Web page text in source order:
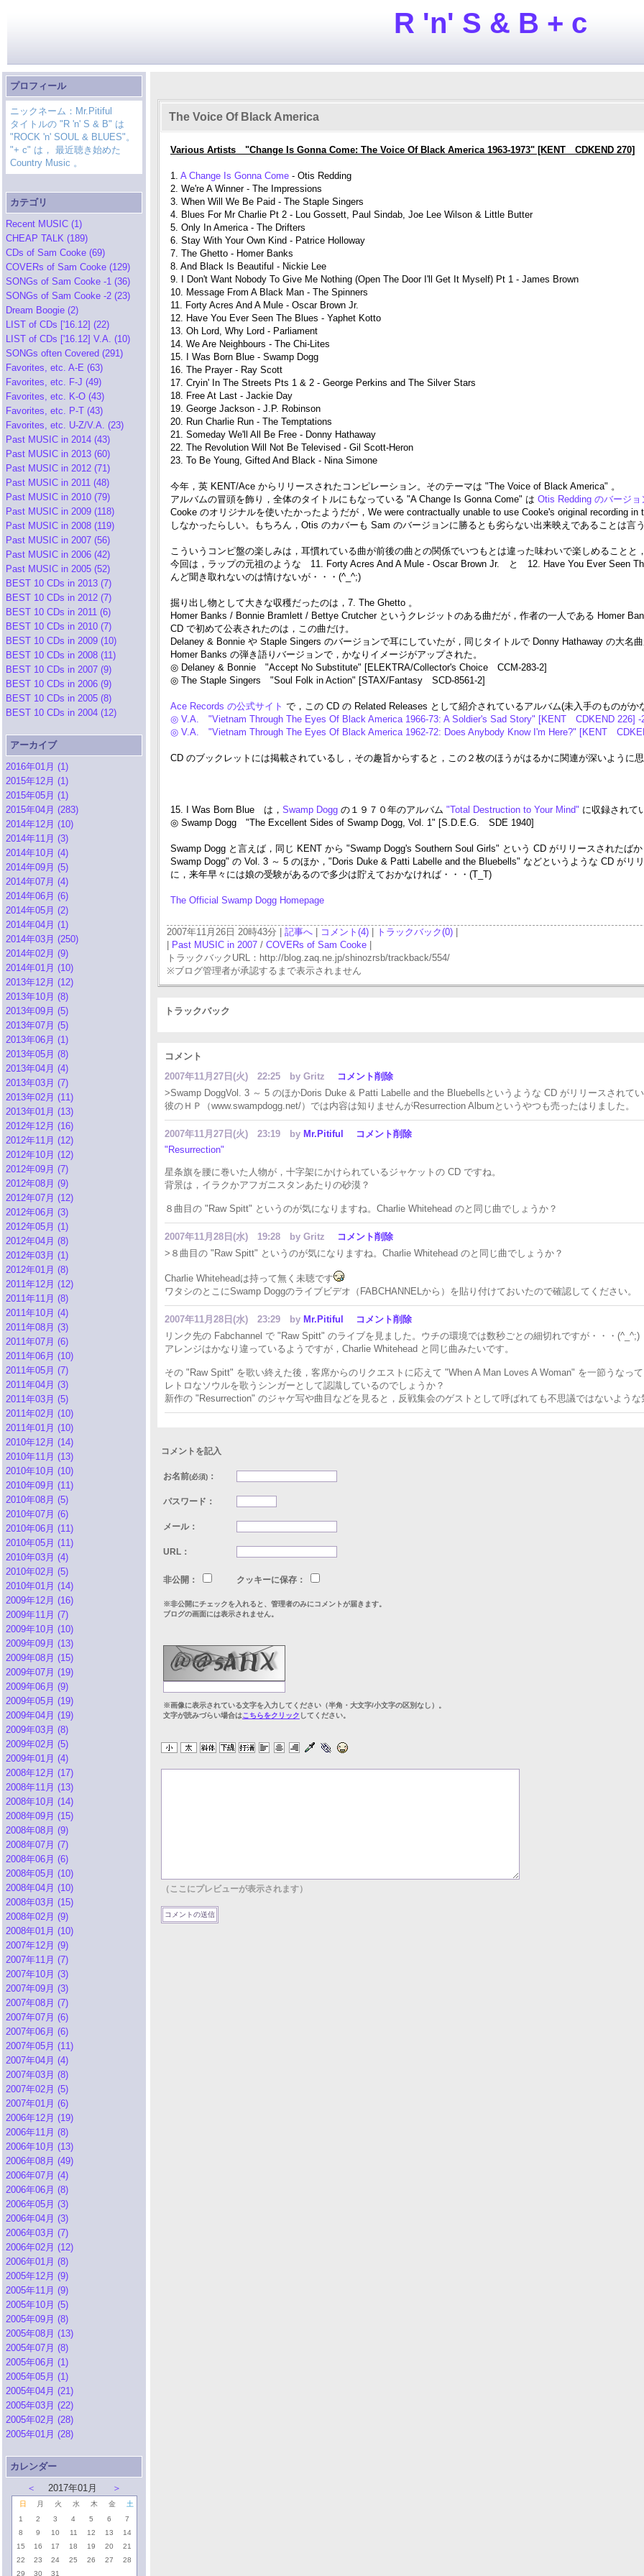
R 'n' S & B + c
プロフィール
ニックネーム：Mr.Pitiful
タイトルの "R 'n' S & B" は
"ROCK 'n' SOUL & BLUES"。
"+ c" は， 最近聴き始めた
Country Music 。
カテゴリ
Recent MUSIC (1)
CHEAP TALK (189)
CDs of Sam Cooke (69)
COVERs of Sam Cooke (129)
SONGs of Sam Cooke -1 (36)
SONGs of Sam Cooke -2 (23)
Dream Boogie (2)
LIST of CDs ['16.12] (22)
LIST of CDs ['16.12] V.A. (10)
SONGs often Covered (291)
Favorites, etc. A-E (63)
Favorites, etc. F-J (49)
Favorites, etc. K-O (43)
Favorites, etc. P-T (43)
Favorites, etc. U-Z/V.A. (23)
Past MUSIC in 2014 (43)
Past MUSIC in 2013 (60)
Past MUSIC in 2012 (71)
Past MUSIC in 2011 (48)
Past MUSIC in 2010 (79)
Past MUSIC in 2009 (118)
Past MUSIC in 2008 (119)
Past MUSIC in 2007 (56)
Past MUSIC in 2006 (42)
Past MUSIC in 2005 (52)
BEST 10 CDs in 2013 (7)
BEST 10 CDs in 2012 (7)
BEST 10 CDs in 2011 (6)
BEST 10 CDs in 2010 (7)
BEST 10 CDs in 2009 (10)
BEST 10 CDs in 2008 (11)
BEST 10 CDs in 2007 (9)
BEST 10 CDs in 2006 (9)
BEST 10 CDs in 2005 (8)
BEST 10 CDs in 2004 (12)
アーカイブ
2016年01月 (1)
2015年12月 (1)
2015年05月 (1)
2015年04月 (283)
2014年12月 (10)
2014年11月 (3)
2014年10月 (4)
2014年09月 (5)
2014年07月 (4)
2014年06月 (6)
2014年05月 (2)
2014年04月 (1)
2014年03月 (250)
2014年02月 (9)
2014年01月 (10)
2013年12月 (12)
2013年10月 (8)
2013年09月 (5)
2013年07月 (5)
2013年06月 (1)
2013年05月 (8)
2013年04月 (4)
2013年03月 (7)
2013年02月 (11)
2013年01月 (13)
2012年12月 (16)
2012年11月 (12)
2012年10月 (12)
2012年09月 (7)
2012年08月 (9)
2012年07月 (12)
2012年06月 (3)
2012年05月 (1)
2012年04月 (8)
2012年03月 (1)
2012年01月 (8)
2011年12月 (12)
2011年11月 (8)
2011年10月 (4)
2011年08月 (3)
2011年07月 (6)
2011年06月 (10)
2011年05月 (7)
2011年04月 (3)
2011年03月 (5)
2011年02月 (10)
2011年01月 (10)
2010年12月 (14)
2010年11月 (13)
2010年10月 (10)
2010年09月 (11)
2010年08月 (5)
2010年07月 (6)
2010年06月 (11)
2010年05月 (11)
2010年03月 (4)
2010年02月 (5)
2010年01月 (14)
2009年12月 (16)
2009年11月 (7)
2009年10月 (10)
2009年09月 (13)
2009年08月 (15)
2009年07月 (19)
2009年06月 (9)
2009年05月 (19)
2009年04月 (19)
2009年03月 (8)
2009年02月 (5)
2009年01月 (4)
2008年12月 (17)
2008年11月 (13)
2008年10月 (14)
2008年09月 (15)
2008年08月 (9)
2008年07月 (7)
2008年06月 (6)
2008年05月 (10)
2008年04月 (10)
2008年03月 (15)
2008年02月 (9)
2008年01月 (10)
2007年12月 (9)
2007年11月 (7)
2007年10月 (3)
2007年09月 (3)
2007年08月 (7)
2007年07月 (6)
2007年06月 (6)
2007年05月 (11)
2007年04月 (4)
2007年03月 (8)
2007年02月 (5)
2007年01月 (6)
2006年12月 (19)
2006年11月 (8)
2006年10月 (13)
2006年08月 (49)
2006年07月 (4)
2006年06月 (8)
2006年05月 (3)
2006年04月 (3)
2006年03月 (7)
2006年02月 (12)
2006年01月 (8)
2005年12月 (9)
2005年11月 (9)
2005年10月 (5)
2005年09月 (8)
2005年08月 (13)
2005年07月 (8)
2005年06月 (1)
2005年05月 (1)
2005年04月 (21)
2005年03月 (22)
2005年02月 (28)
2005年01月 (28)
カレンダー
＜
2017年01月 ＞
日 月 火 水 木 金
土
1
2 3 4 5 6
7
8
9 10 11 12 13
14
15
16 17 18 19 20
21
22
23 24 25 26 27
28
29
30 31
The Voice Of Black America
Various Artists "Change Is Gonna Come: The Voice Of Black America 1963-1973" [KENT CDKEND 270]
1. A Change Is Gonna Come - Otis Redding
2. We're A Winner - The Impressions
3. When Will We Be Paid - The Staple Singers
4. Blues For Mr Charlie Pt 2 - Lou Gossett, Paul Sindab, Joe Lee Wilson & Little Butter
5. Only In America - The Drifters
6. Stay With Your Own Kind - Patrice Holloway
7. The Ghetto - Homer Banks
8. And Black Is Beautiful - Nickie Lee
9. I Don't Want Nobody To Give Me Nothing (Open The Door I'll Get It Myself) Pt 1 - James Brown
10. Message From A Black Man - The Spinners
11. Forty Acres And A Mule - Oscar Brown Jr.
12. Have You Ever Seen The Blues - Yaphet Kotto
13. Oh Lord, Why Lord - Parliament
14. We Are Neighbours - The Chi-Lites
15. I Was Born Blue - Swamp Dogg
16. The Prayer - Ray Scott
17. Cryin' In The Streets Pts 1 & 2 - George Perkins and The Silver Stars
18. Free At Last - Jackie Day
19. George Jackson - J.P. Robinson
20. Run Charlie Run - The Temptations
21. Someday We'll All Be Free - Donny Hathaway
22. The Revolution Will Not Be Televised - Gil Scott-Heron
23. To Be Young, Gifted And Black - Nina Simone
今年，英 KENT/Ace からリリースされたコンピレーション。そのテーマは "The Voice of Black America" 。
アルバムの冒頭を飾り，全体のタイトルにもなっている "A Change Is Gonna Come" は Otis Redding のバージョ
Cooke のオリジナルを使いたかったようだが，We were contractually unable to use Cooke's original recording
しなかったらしい。もちろん，Otis のカバーも Sam のバージョンに勝るとも劣らない出来映えであることは言
こういうコンピ盤の楽しみは，耳慣れている曲が前後の曲との関係でいつもとは違った味わいで楽しめることと
今回は，ラップの元祖のような 11. Forty Acres And A Mule - Oscar Brown Jr. と 12. Have You Ever Seen
んど聞き取れないのは情けないが・・・(^_^;)
掘り出し物として大きな収穫だったのは，7. The Ghetto 。
Homer Banks / Bonnie Bramlett / Bettye Crutcher というクレジットのある曲だが，作者の一人である Homer
CD で初めて公表されたのは，この曲だけ。
Delaney & Bonnie や Staple Singers のバージョンで耳にしていたが，同じタイトルで Donny Hathaway の大名
Homer Banks の弾き語りバージョンで，かなりイメージがアップされた。
◎ Delaney & Bonnie "Accept No Substitute" [ELEKTRA/Collector's Choice CCM-283-2]
◎ The Staple Singers "Soul Folk in Action" [STAX/Fantasy SCD-8561-2]
Ace Records の公式サイト で，この CD の Related Releases として紹介されているアルバム(未入手のものが
◎ V.A. "Vietnam Through The Eyes Of Black America 1966-73: A Soldier's Sad Story" [KENT CDKEND 226] -
◎ V.A. "Vietnam Through The Eyes Of Black America 1962-72: Does Anybody Know I'm Here?" [KENT
CD のブックレットには掲載されているし，その趣旨からすると，この２枚のほうがはるかに関連が深いように
15. I Was Born Blue は， Swamp Dogg の１９７０年のアルバム "Total Destruction to Your Mind" に収録されて
◎ Swamp Dogg "The Excellent Sides of Swamp Dogg, Vol. 1" [S.D.E.G. SDE 1940]
Swamp Dogg と言えば，同じ KENT から "Swamp Dogg's Southern Soul Girls" という CD がリリースされた
Swamp Dogg" の Vol. 3 ～ 5 のほか，"Doris Duke & Patti Labelle and the Bluebells" などというような CD がリ
に，来年早々には娘の受験があるので多少は貯えておかなければ・・・(T_T)
The Official Swamp Dogg Homepage
2007年11月26日 20時43分 | 記事へ コメント(4) トラックバック(0)
Past MUSIC in 2007 / COVERs of Sam Cooke
トラックバックURL：http://blog.zaq.ne.jp/shinozrsb/trackback/554/
※ブログ管理者が承認するまで表示されません
トラックバック
コメント
2007年11月27日(火) 22:25 by Gritz
コメント削除
>Swamp DoggVol. 3 ～ 5 のほかDoris Duke & Patti Labelle and the Bluebellsというような CD がリリースされて
彼のＨＰ（www.swampdogg.net/）では内容は知りませんがResurrection Albumというやつも売ったはりました。
2007年11月27日(火) 23:19 by Mr.Pitiful
コメント削除
"Resurrection"
星条旗を腰に巻いた人物が，十字架にかけられているジャケットの CD ですね。
背景は，イラクかアフガニスタンあたりの砂漠？
８曲目の "Raw Spitt" というのが気になりますね。Charlie Whitehead のと同じ曲でしょうか？
2007年11月28日(水) 19:28 by Gritz
コメント削除
>８曲目の "Raw Spitt" というのが気になりますね。Charlie Whitehead のと同じ曲でしょうか？
Charlie Whiteheadは持って無く未聴です
ワタシのとこにSwamp Doggのライブビデオ（FABCHANNELから）を貼り付けておいたので確認してください。
2007年11月28日(水) 23:29 by Mr.Pitiful
コメント削除
リンク先の Fabchannel で "Raw Spitt" のライブを見ました。ウチの環境では数秒ごとの細切れですが・・・(^_^;)
アレンジはかなり違っているようですが，Charlie Whitehead と同じ曲みたいです。
その "Raw Spitt" を歌い終えた後，客席からのリクエストに応えて "When A Man Loves A Woman" を一節うなっ
レトロなソウルを歌うシンガーとして認識しているのでしょうか？
新作の "Resurrection" のジャケ写や曲目などを見ると，反戦集会のゲストとして呼ばれても不思議ではないよう
コメントを記入
お名前(必須) ：
パスワード：
メール：
URL：
非公開： クッキーに保存：
※非公開にチェックを入れると、管理者のみにコメントが届きます。
ブログの画面には表示されません。
※画像に表示されている文字を入力してください（半角・大文字/小文字の区別なし）。
文字が読みづらい場合はこちらをクリック してください。
（ここにプレビューが表示されます）